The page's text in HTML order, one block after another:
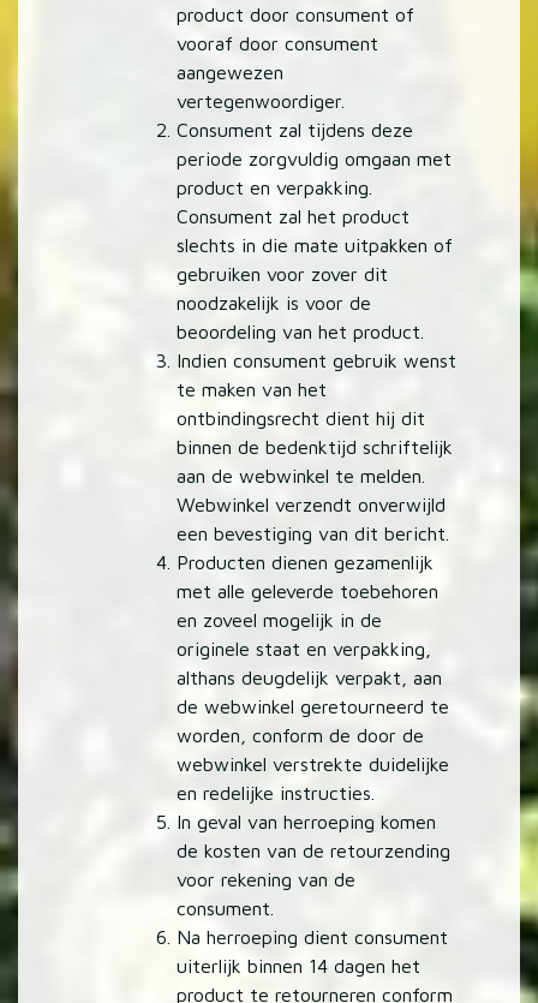
product door consument of
vooraf door consument
aangewezen
vertegenwoordiger.
Consument zal tijdens deze
periode zorgvuldig omgaan met
product en verpakking.
Consument zal het product
slechts in die mate uitpakken of
gebruiken voor zover dit
noodzakelijk is voor de
beoordeling van het product.
Indien consument gebruik wenst
te maken van het
ontbindingsrecht dient hij dit
binnen de bedenktijd schriftelijk
aan de webwinkel te melden.
Webwinkel verzendt onverwijld
een bevestiging van dit bericht.
Producten dienen gezamenlijk
met alle geleverde toebehoren
en zoveel mogelijk in de
originele staat en verpakking,
althans deugdelijk verpakt, aan
de webwinkel geretourneerd te
worden, conform de door de
webwinkel verstrekte duidelijke
en redelijke instructies.
In geval van herroeping komen
de kosten van de retourzending
voor rekening van de
consument.
Na herroeping dient consument
uiterlijk binnen 14 dagen het
product te retourneren conform